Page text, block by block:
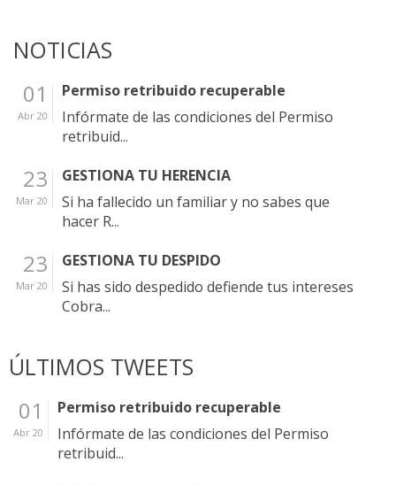
NOTICIAS
01
Abr 20
Permiso retribuido recuperable
Infórmate de las condiciones del Permiso
retribuid...
23
Mar 20
GESTIONA TU HERENCIA
Si ha fallecido un familiar y no sabes que
hacer R...
23
Mar 20
GESTIONA TU DESPIDO
Si has sido despedido defiende tus intereses
Cobra...
ÚLTIMOS TWEETS
01
Abr 20
Permiso retribuido recuperable
Infórmate de las condiciones del Permiso
retribuid...